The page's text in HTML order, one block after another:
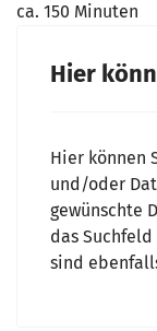
ca. 150 Minuten
Hier
Hier können
und/oder
gewünschte
das
sind